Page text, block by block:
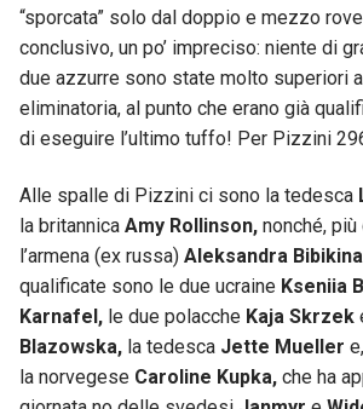
“sporcata” solo dal doppio e mezzo
conclusivo, un po’ impreciso: niente di
due azzurre sono state molto superiori
eliminatoria, al punto che erano già
di eseguire l’ultimo tuffo! Per Pizzini
Alle spalle di Pizzini ci sono la tedesca
la britannica Amy Rollinson, nonché,
l’armena (ex russa) Aleksandra
qualificate sono le due ucraine Kseniia
Karnafel, le due polacche Kaja Skrzek
Blazowska, la tedesca Jette Mueller
la norvegese Caroline Kupka, che ha